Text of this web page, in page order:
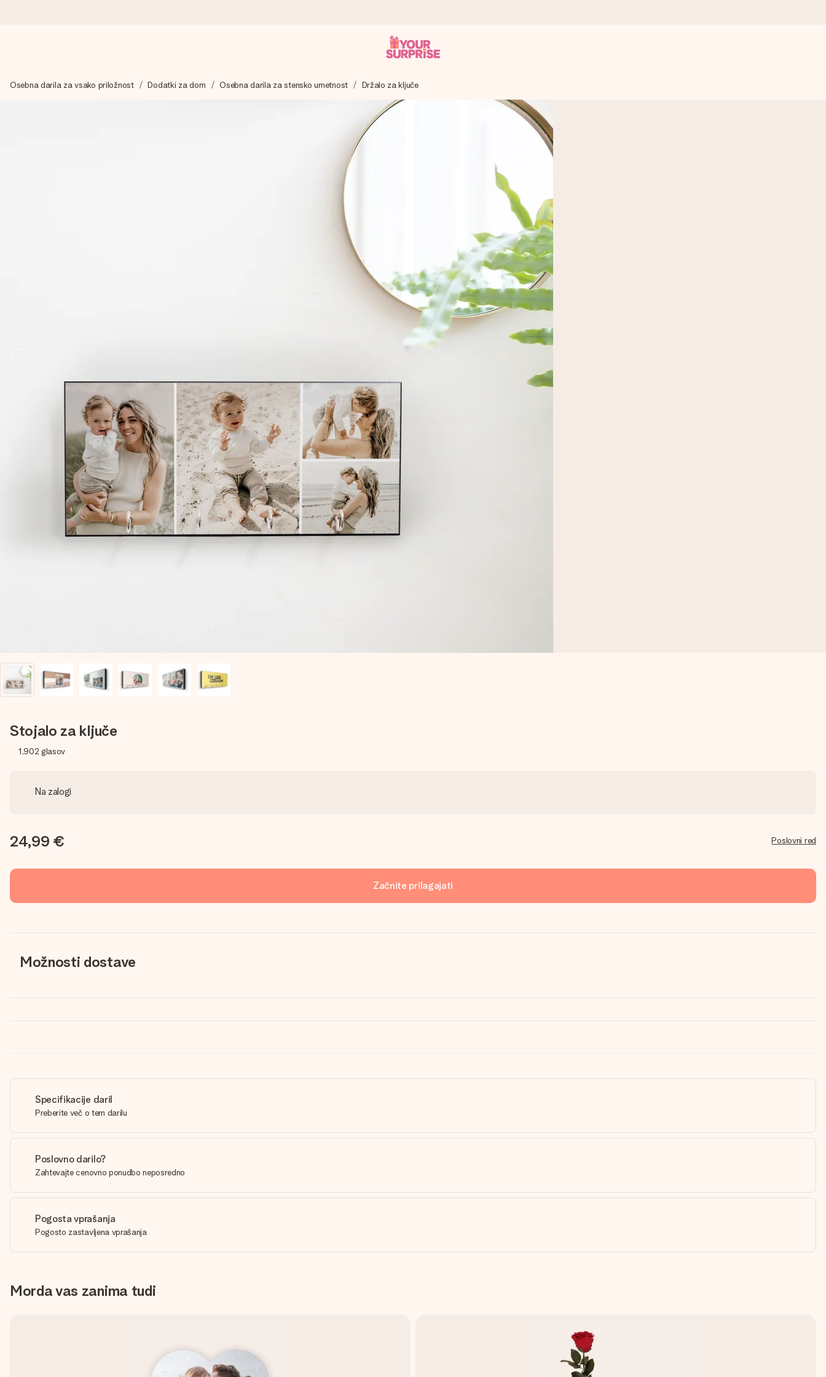
Darilo izdelamo z veliko skrbnostjo in ga hitro pošljemo naprej – da ga lahko podariš natanko takrat, ko je najbolj pomembno.
V nekaj preprostih korakih ustvari nekaj edinstvenega – z njenim imenom, tvojo fotografijo ali sporočilom, ki ogreje srce. Brez zapletov, le vsa ljubezen za ta trenutek.
Osebna darila za vsako priložnost Dodatki za dom Osebna darila za stensko umetnost Držalo za ključe
Stojalo za ključe
1,902 glasov
Na zalogi
24,99 € Poslovni red
Začnite prilagajati
Možnosti dostave
Specifikacije daril
Preberite več o tem darilu
Poslovno darilo?
Zahtevajte cenovno ponudbo neposredno
Pogosta vprašanja
Pogosto zastavljena vprašanja
Morda vas zanima tudi